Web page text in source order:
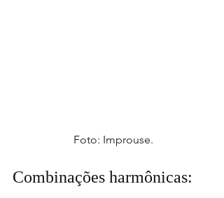
Foto: Improuse.
Combinações harmônicas: